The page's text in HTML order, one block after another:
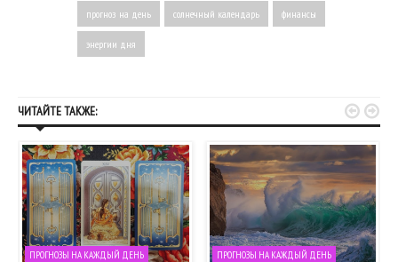
прогноз на день солнечный календарь финансы
энергии дня
ЧИТАЙТЕ ТАКЖЕ:
ПРОГНОЗЫ НА КАЖДЫЙ ДЕНЬ ПРОГНОЗЫ НА КАЖДЫЙ ДЕНЬ
 